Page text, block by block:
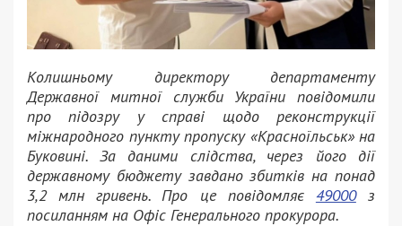
Колишньому директору департаменту
Державної митної служби України повідомили
про підозру у справі щодо реконструкції
міжнародного пункту пропуску «Красноїльськ» на
Буковині. За даними слідства, через його дії
державному бюджету завдано збитків на понад
3,2 млн гривень. Про це повідомляє 49000з
посиланням на Офіс Генерального прокурора.